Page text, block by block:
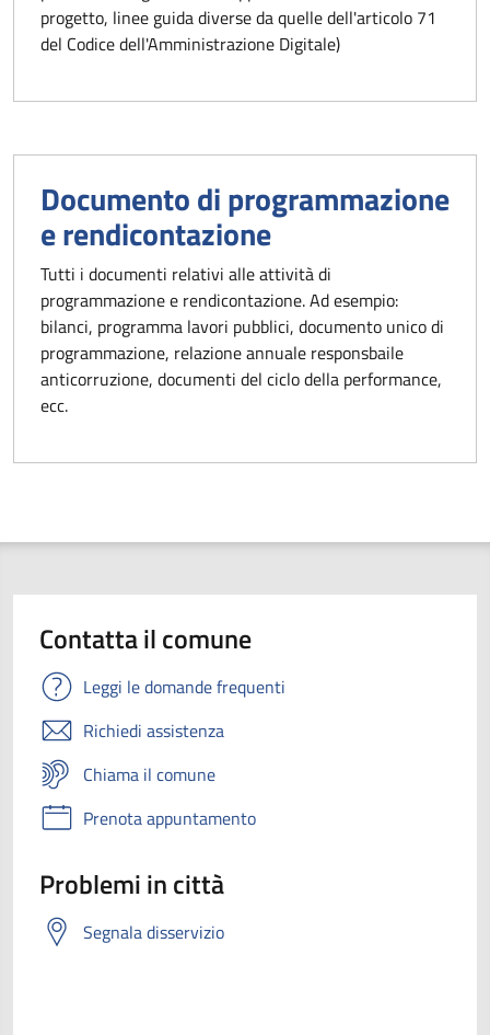
progetto, linee guida diverse da quelle dell'articolo 71
del Codice dell'Amministrazione Digitale)
Documento di programmazione
e rendicontazione
Tutti i documenti relativi alle attività di
programmazione e rendicontazione. Ad esempio:
bilanci, programma lavori pubblici, documento unico di
programmazione, relazione annuale responsbaile
anticorruzione, documenti del ciclo della performance,
ecc.
Contatta il comune
Leggi le domande frequenti
Richiedi assistenza
Chiama il comune
Prenota appuntamento
Problemi in città
Segnala disservizio